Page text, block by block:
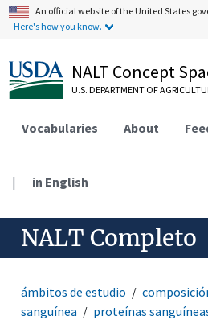
An official website of the United States
Here's how you know.
NALT Concept
U.S. DEPARTMENT OF
Vocabularies About
| in English
NALT Completo
ámbitos de estudio
sanguínea
proteínas